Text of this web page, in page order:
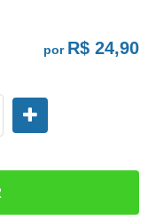
por R$ 24,90